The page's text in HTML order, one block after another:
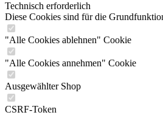
Technisch erforderlich
Diese Cookies sind für die
"Alle Cookies ablehnen" Cookie
"Alle Cookies annehmen" Cookie
Ausgewählter Shop
CSRF-Token